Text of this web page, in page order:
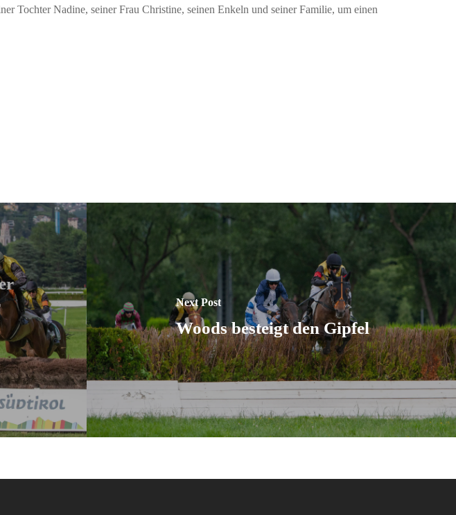
Tochter Nadine, seiner Frau Christine, seinen Enkeln und seiner Familie, um einen
Next Post
Woods besteigt den Gipfel